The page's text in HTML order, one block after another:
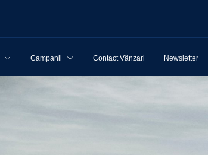
Campanii Contact Vânzari Newsletter